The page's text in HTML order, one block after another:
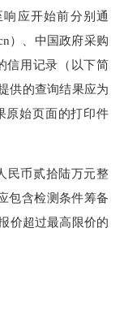
应开始前分别通
）、中国政府采购
信用记录（以下简
供的查询结果应为
原始页面的打印件
币贰拾陆万元整
包含检测条件筹备
价超过最高限价的